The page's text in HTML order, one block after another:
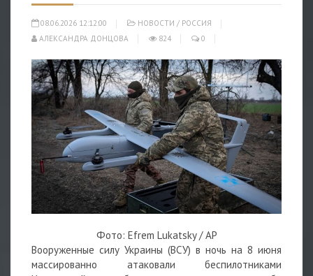
08.06.2026 12:12:00 НОВОСТИ / РОССИЯ
АЛЕКСАНДРА ДОНЦОВА
824 0
Фото: Efrem Lukatsky / AP
Вооруженные силу Украины (ВСУ) в ночь на 8 июня
массированно атаковали беспилотниками